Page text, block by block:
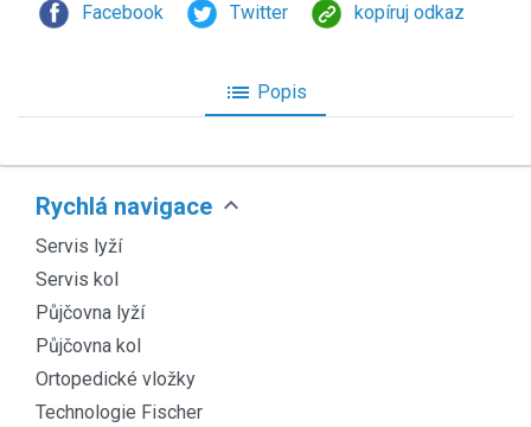
Facebook Twitter kopíruj odkaz
list Popis
Rychlá navigace expand_more
Servis lyží
Servis kol
Půjčovna lyží
Půjčovna kol
Ortopedické vložky
Technologie Fischer